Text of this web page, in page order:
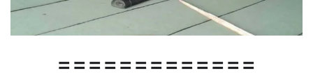
=============